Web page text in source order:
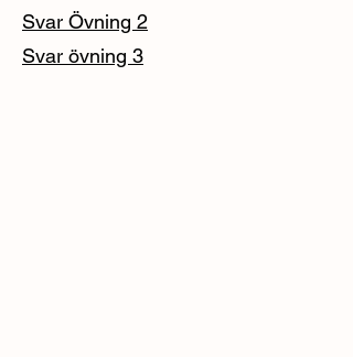
Svar Övning 2
Svar övning 3